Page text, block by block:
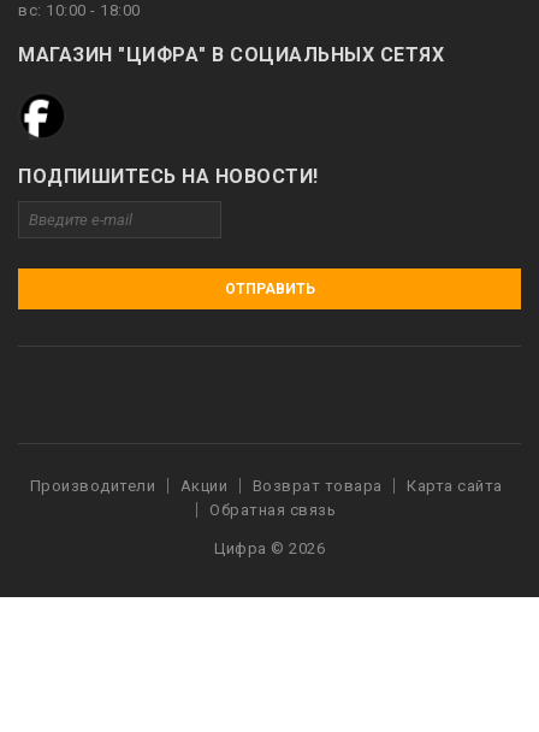
вс: 10:00 - 18:00
МАГАЗИН "ЦИФРА" В СОЦИАЛЬНЫХ СЕТЯХ
ПОДПИШИТЕСЬ НА НОВОСТИ!
ОТПРАВИТЬ
Производители Акции Возврат товара
Карта сайта
Обратная связь
Цифра © 2026